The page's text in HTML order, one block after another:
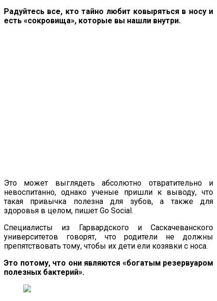
Радуйтесь все, кто тайно любит ковыряться в носу и
есть «сокровища», которые вы нашли внутри.
Это может выглядеть абсолютно отвратительно и
невоспитанно, однако ученые пришли к выводу, что
такая привычка полезна для зубов, а также для
здоровья в целом, пишет Go Social.
Специалисты из Гарвардского и Саскачеванского
университетов говорят, что родители не должны
препятствовать тому, чтобы их дети ели козявки с носа.
Это потому, что они являются «богатым резервуаром
полезных бактерий».